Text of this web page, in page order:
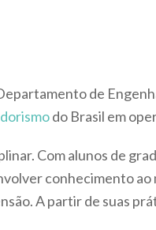
de
do Brasil em
Com alunos de
conhecimento
A partir de suas